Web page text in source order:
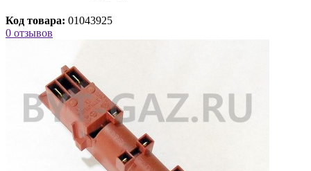
Код товара: 01043925
0 отзывов